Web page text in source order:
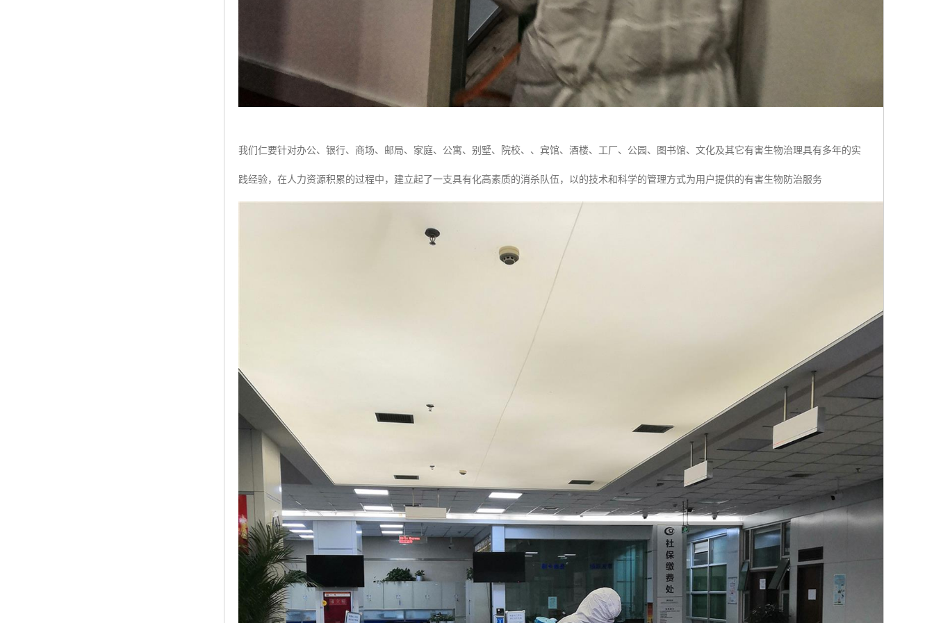
我们仁要针对办公、银行、商场、邮局、家庭、公寓、别墅、院校、、宾馆、酒楼、工厂、公园、图书馆、文化及其它有害生物治理具有多年的实
践经验，在人力资源积累的过程中，建立起了一支具有化高素质的消杀队伍，以的技术和科学的管理方式为用户提供的有害生物防治服务